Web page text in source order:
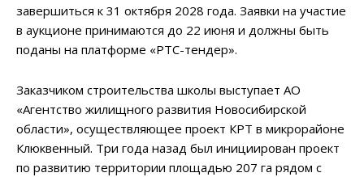
завершиться к 31 октября 2028 года. Заявки на участие
в аукционе принимаются до 22 июня и должны быть
поданы на платформе «РТС-тендер».
Заказчиком строительства школы выступает АО
«Агентство жилищного развития Новосибирской
области», осуществляющее проект КРТ в микрорайоне
Клюквенный. Три года назад был инициирован проект
по развитию территории площадью 207 га рядом с